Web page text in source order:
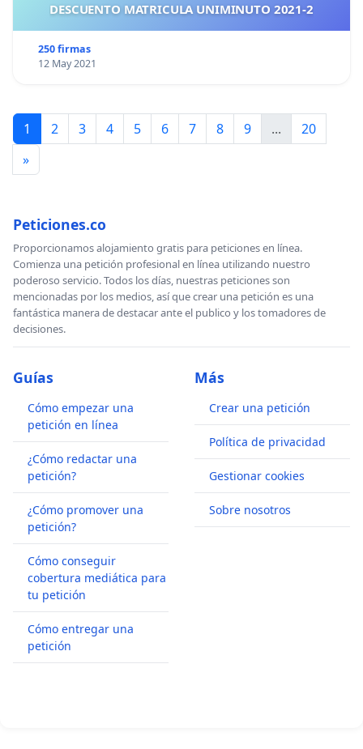
DESCUENTO MATRICULA UNIMINUTO 2021-2
250 firmas
12 May 2021
1 2 3 4 5 6 7 8 9 ...
20
»
Peticiones.co
Proporcionamos alojamiento gratis para peticiones en línea.
Comienza una petición profesional en línea utilizando nuestro
poderoso servicio. Todos los días, nuestras peticiones son
mencionadas por los medios, así que crear una petición es una
fantástica manera de destacar ante el publico y los tomadores de
decisiones.
Guías
Cómo empezar una
petición en línea
¿Cómo redactar una
petición?
¿Cómo promover una
petición?
Cómo conseguir
cobertura mediática para
tu petición
Cómo entregar una
petición
Más
Crear una petición
Política de privacidad
Gestionar cookies
Sobre nosotros